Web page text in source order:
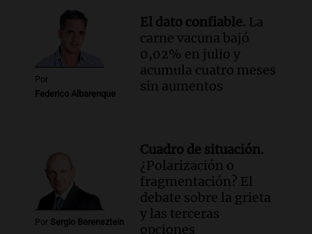
Episodios
Audio. El ministro de Economía de Santa
Fe relativiza el impacto del fallo sobre
jubilaciones en la provincia
Panorama Federal
Episodios
Por
Federico Albarenque
El dato confiable. La
carne vacuna bajó
0,02% en julio y
acumula cuatro meses
sin aumentos
Por Sergio Berensztein
Cuadro de situación.
¿Polarización o
fragmentación? El
debate sobre la grieta
y las terceras
opciones